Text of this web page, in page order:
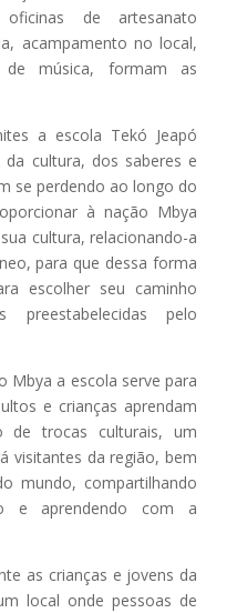
oficinas de artesanato
acampamento no local,
música, formam as
a escola Tekó Jeapó
cultura, dos saberes e
se perdendo ao longo do
à nação Mbya
cultura, relacionando-a
para que dessa forma
escolher seu caminho
preestabelecidas pelo
Mbya a escola serve para
e crianças aprendam
de trocas culturais, um
visitantes da região, bem
mundo, compartilhando
e aprendendo com a
as crianças e jovens da
local onde pessoas de